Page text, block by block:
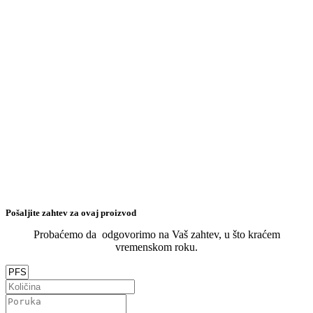
Pošaljite zahtev za ovaj proizvod
Probaćemo da odgovorimo na Vaš zahtev, u što kraćem
vremenskom roku.